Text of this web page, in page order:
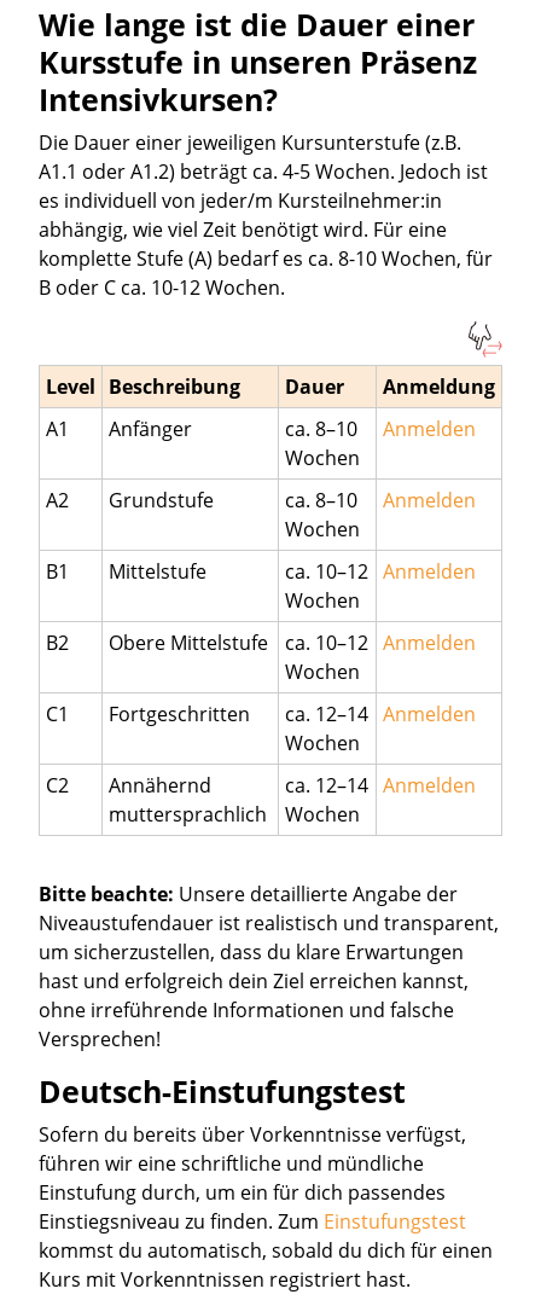
Wie lange ist die Dauer einer
Kursstufe in unseren Präsenz
Intensivkursen?
Die Dauer einer jeweiligen Kursunterstufe (z.B.
A1.1 oder A1.2) beträgt ca. 4-5 Wochen. Jedoch ist
es individuell von jeder/m Kursteilnehmer:in
abhängig, wie viel Zeit benötigt wird. Für eine
komplette Stufe (A) bedarf es ca. 8-10 Wochen, für
B oder C ca. 10-12 Wochen.
Level Beschreibung Dauer
Anmeldung
A1
Anfänger
ca. 8–10
Wochen
Anmelden
A2 Grundstufe
ca. 8–10
Wochen
Anmelden
B1 Mittelstufe
ca. 10–12
Wochen
Anmelden
B2 Obere Mittelstufe
ca. 10–12
Wochen
Anmelden
C1 Fortgeschritten
ca. 12–14
Wochen
Anmelden
C2
Annähernd
muttersprachlich
ca. 12–14
Wochen
Anmelden
Bitte beachte: Unsere detaillierte Angabe der
Niveaustufendauer ist realistisch und transparent,
um sicherzustellen, dass du klare Erwartungen
hast und erfolgreich dein Ziel erreichen kannst,
ohne irreführende Informationen und falsche
Versprechen!
Deutsch-Einstufungstest
Sofern du bereits über Vorkenntnisse verfügst,
führen wir eine schriftliche und mündliche
Einstufung durch, um ein für dich passendes
Einstiegsniveau zu finden. Zum Einstufungstest
kommst du automatisch, sobald du dich für einen
Kurs mit Vorkenntnissen registriert hast.